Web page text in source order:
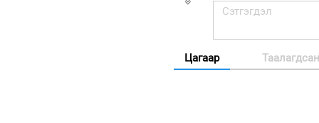
Цагаар Таалагдсан